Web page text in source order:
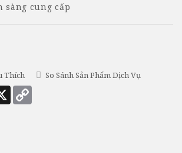
sàng cung cấp
Thích So Sánh Sản Phẩm Dịch Vụ
X